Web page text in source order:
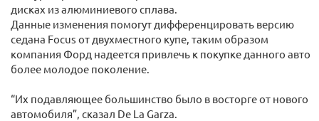
дисках из алюминиевого сплава.
Данные изменения помогут дифференцировать версию
седана Focus от двухместного купе, таким образом
компания Форд надеется привлечь к покупке данного авто
более молодое поколение.
“Их подавляющее большинство было в восторге от нового
автомобиля”, сказал De La Garza.